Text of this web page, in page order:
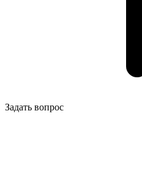
Задать вопрос